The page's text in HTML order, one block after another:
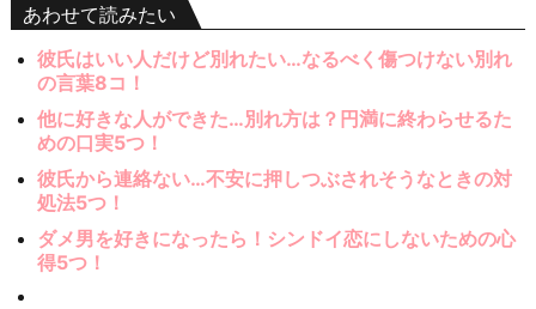
あわせて読みたい
彼氏はいい人だけど別れたい…なるべく傷つけない別れ
の言葉8コ！
他に好きな人ができた…別れ方は？円満に終わらせるた
めの口実5つ！
彼氏から連絡ない…不安に押しつぶされそうなときの対
処法5つ！
ダメ男を好きになったら！シンドイ恋にしないための心
得5つ！